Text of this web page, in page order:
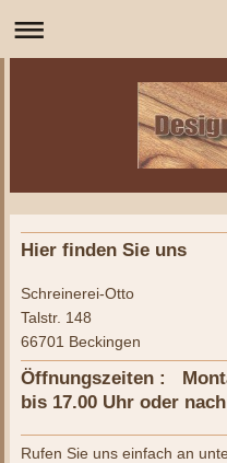
Hier finden Sie uns
Schreinerei-Otto
Talstr. 148
66701 Beckingen
Öffnungszeiten :
bis 17.00 Uhr oder
Rufen Sie uns einfach an